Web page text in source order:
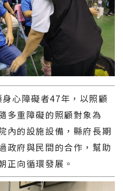
心障礙者47年，以照顧
多重障礙的照顧對象為
內的設施設備，縣府長期
政府與民間的合作，幫助
正向循環發展。